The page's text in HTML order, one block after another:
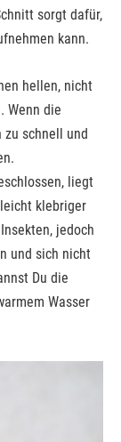
sorgt dafür,
kann.
hellen, nicht
Wenn die
schnell und
liegt
klebriger
jedoch
und sich nicht
Du die
Wasser